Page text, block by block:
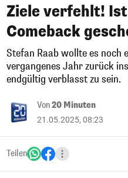
Ziele verfehlt!
Comeback
Stefan Raab wollte es noch
vergangenes Jahr zurück
endgültig verblasst zu sein.
Von20 Minuten
21.05.2025, 08:23
Teilen